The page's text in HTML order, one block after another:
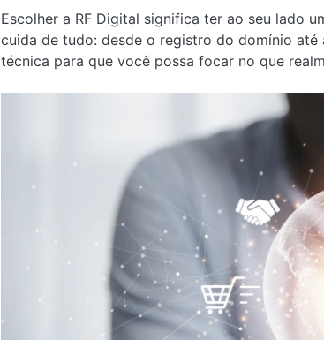
Escolher a RF Digital significa ter ao seu lado
cuida de tudo: desde o registro do domínio até
técnica para que você possa focar no que